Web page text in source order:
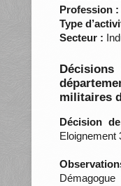
Profession :
Type
Secteur :
militaires
Décision
Eloignement